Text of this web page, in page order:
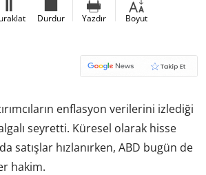
Durdur Yazdır Boyut
enflasyon verilerini izlediği
seyretti. Küresel olarak hisse
satışlar hızlanırken, ABD bugün de
hakim.